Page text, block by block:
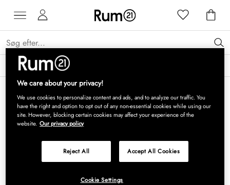
Få 15 % på Grythyttan Stålmöbler* →
We care about your privacy!
We use cookies to personalize content and ads, and to analyze our traffic. You
have the right and option to opt out of any non-essential cookies while using our
site. However, blocking certain cookies may affect your experience of the
website. Our privacy policy
Reject All Accept All Cookies
Cookie Settings